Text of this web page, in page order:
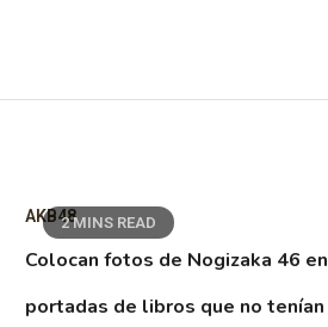
2 MINS READ
AKB48
Colocan fotos de Nogizaka 46 en
portadas de libros que no tenían